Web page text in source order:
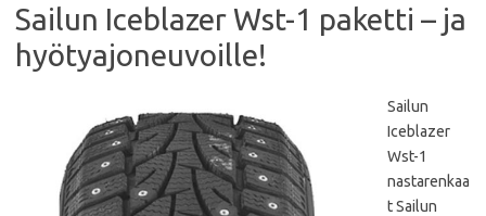
Sailun Iceblazer Wst-1 paketti – ja
hyötyajoneuvoille!
Sailun
Iceblazer
Wst-1
nastarenkaa
t Sailun